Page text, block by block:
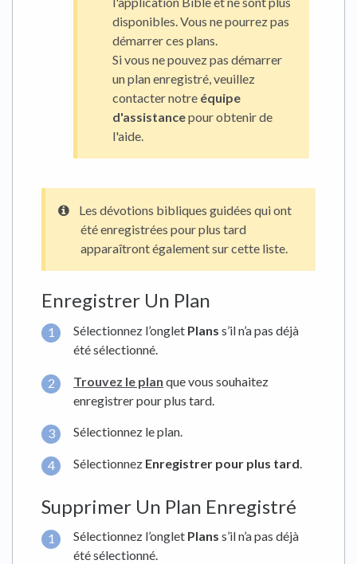
disponibles. Vous ne pourrez pas
démarrer ces plans.
Si vous ne pouvez pas démarrer
un plan enregistré, veuillez
contacter notre équipe
d'assistancepour obtenir de
l'aide.
Les dévotions bibliques guidées qui ont
été enregistrées pour plus tard
apparaîtront également sur cette liste.
Enregistrer Un Plan
Sélectionnez l’onglet Plans s’il n’a pas déjà
été sélectionné.
Trouvez le plan que vous souhaitez
enregistrer pour plus tard.
Sélectionnez le plan.
Sélectionnez Enregistrer pour plus tard.
Supprimer Un Plan Enregistré
Sélectionnez l’onglet Plans s’il n’a pas déjà
été sélectionné.